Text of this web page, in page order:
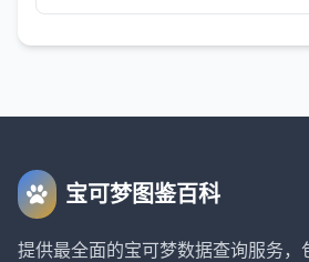
宝可梦图鉴百科
提供最全面的宝可梦数据查询服务，